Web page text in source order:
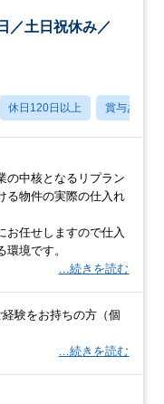
／土日祝休み／
休日120日以上 賞与あり
の中核となるリプラン
る物件の実際の仕入れ
お任せしますので仕入
環境です。
…続きを読む
験をお持ちの方（個
…続きを読む